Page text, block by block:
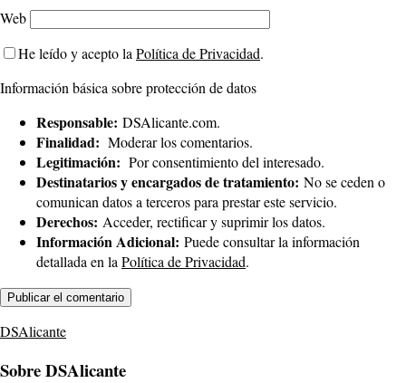
Web
He leído y acepto la Política de Privacidad.
Información básica sobre protección de datos
Responsable: DSAlicante.com.
Finalidad: Moderar los comentarios.
Legitimación: Por consentimiento del interesado.
Destinatarios y encargados de tratamiento: No se ceden o
comunican datos a terceros para prestar este servicio.
Derechos: Acceder, rectificar y suprimir los datos.
Información Adicional: Puede consultar la información
detallada en la Política de Privacidad.
DSAlicante
Sobre DSAlicante